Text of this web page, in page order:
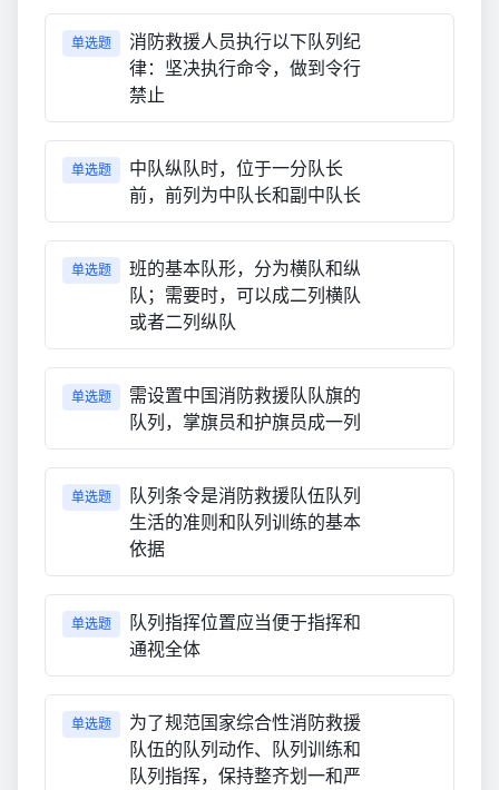
单选题
消防救援人员执行以下队列纪
律：坚决执行命令，做到令行
禁止
单选题
中队纵队时，位于一分队长
前，前列为中队长和副中队长
单选题
班的基本队形，分为横队和纵
队；需要时，可以成二列横队
或者二列纵队
单选题
需设置中国消防救援队队旗的
队列，掌旗员和护旗员成一列
单选题
队列条令是消防救援队伍队列
生活的准则和队列训练的基本
依据
单选题
队列指挥位置应当便于指挥和
通视全体
单选题
为了规范国家综合性消防救援
队伍的队列动作、队列训练和
队列指挥，保持整齐划一和严